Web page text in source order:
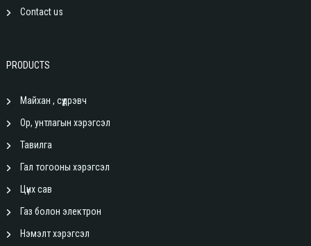
Contact us
PRODUCTS
Майхан , сүүдрэвч
Ор, унтлагын хэрэгсэл
Тавилга
Гал тогооны хэрэгсэл
Цүнх сав
Газ болон электрон
Нэмэлт хэрэгсэл